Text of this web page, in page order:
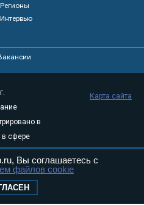
Регионы
Интервью
в
в сфере
и
05
№ ФС77-
Карта сайта
Вы соглашаетесь с
файлов cookie